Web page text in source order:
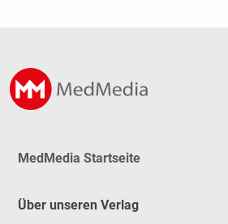
MedMedia Startseite
Über unseren Verlag